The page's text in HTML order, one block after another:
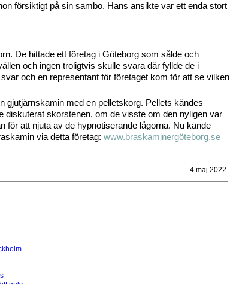
försiktigt på sin sambo. Hans ansikte var ett enda stort
De hittade ett företag i Göteborg som sålde och
och ingen troligtvis skulle svara där fyllde de i
och en representant för företaget kom för att se vilken
gjutjärnskamin med en pelletskorg. Pellets kändes
diskuterat skorstenen, om de visste om den nyligen var
för att njuta av de hypnotiserande lågorna. Nu kände
via detta företag: www.braskaminergöteborg.se
4 maj 2022